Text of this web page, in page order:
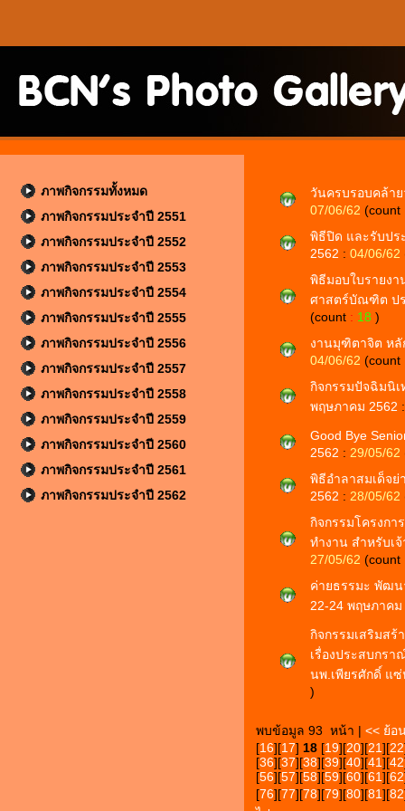
ภาพกิจกรรมทั้งหมด
ภาพกิจกรรมประจำปี 2551
ภาพกิจกรรมประจำปี 2552
ภาพกิจกรรมประจำปี 2553
ภาพกิจกรรมประจำปี 2554
ภาพกิจกรรมประจำปี 2555
ภาพกิจกรรมประจำปี 2556
ภาพกิจกรรมประจำปี 2557
ภาพกิจกรรมประจำปี 2558
ภาพกิจกรรมประจำปี 2559
ภาพกิจกรรมประจำปี 2560
ภาพกิจกรรมประจำปี 2561
ภาพกิจกรรมประจำปี 2562
วันครบรอบคล้า
07/06/62 (count
พิธีปิด และรับปร
2562 : 04/06/62
พิธีมอบใบรายงา
ศาสตร์บัณฑิต ป
(count : 18 )
งานมุฑิตาจิต ห
04/06/62 (count
กิจกรรมปัจฉิมนิ
พฤษภาคม 2562
Good Bye
2562 : 29/05/62
พิธีอำลาสมเด็จ
2562 : 28/05/62
กิจกรรมโครงก
ทำงาน สำหรับเ
27/05/62 (count
ค่ายธรรมะ พัฒ
22-24 พฤษภาค
กิจกรรมเสริมสร้
เรื่องประสบกรา
นพ.เพียรศักดิ์ แ
)
พบข้อมูล 93 หน้า | << ย้อ
[16][17] 18 [19][20][21][22
[36][37][38][39][40][41][42
[56][57][58][59][60][61][62
[76][77][78][79][80][81][82